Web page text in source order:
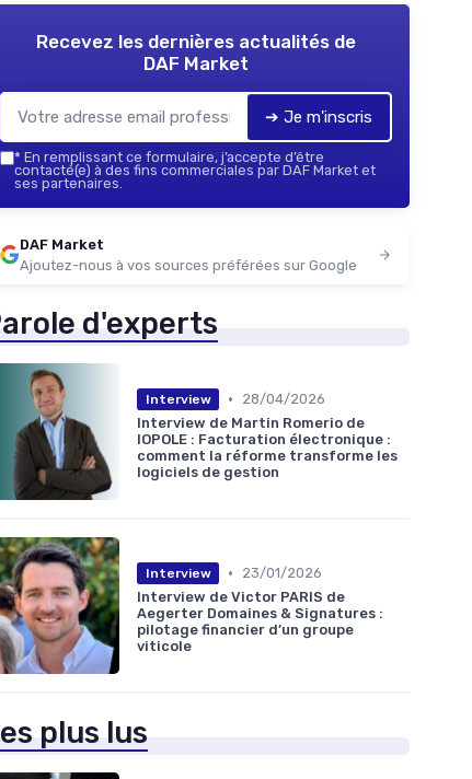
Recevez les dernières actualités de
DAF Market
➔ Je m'inscris
* En remplissant ce formulaire, j’accepte d’être
contacté(e) à des fins commerciales par DAF Market et
ses partenaires.
DAF Market
Ajoutez-nous à vos sources préférées sur Google
d'experts
Interview •
28/04/2026
Interview de Martin Romerio de
IOPOLE : Facturation électronique :
comment la réforme transforme les
logiciels de gestion
Interview •
23/01/2026
Interview de Victor PARIS de
Aegerter Domaines & Signatures :
pilotage financier d’un groupe
viticole
plus lus